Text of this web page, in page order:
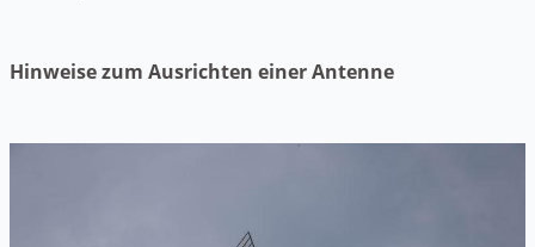
Hinweise zum Ausrichten einer Antenne